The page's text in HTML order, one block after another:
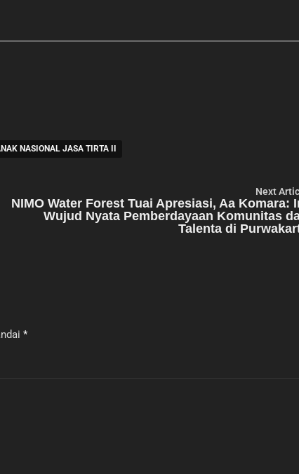
NASIONAL JASA TIRTA II
Next
NIMO Water Forest Tuai Apresiasi, Aa Komara:
Wujud Nyata Pemberdayaan Komunitas
Talenta di
*